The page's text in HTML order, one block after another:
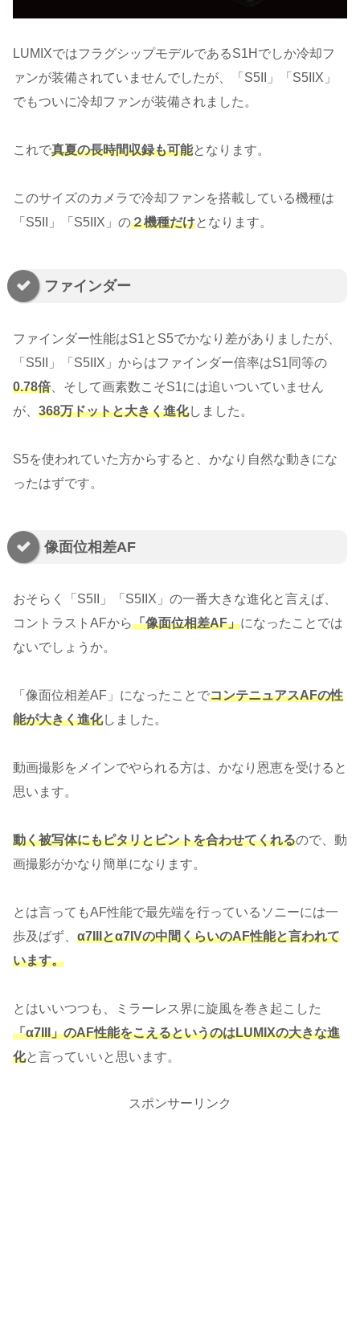
LUMIXではフラグシップモデルであるS1Hでしか冷却フ
ァンが装備されていませんでしたが、「S5II」「S5IIX」
でもついに冷却ファンが装備されました。
これで真夏の長時間収録も可能となります。
このサイズのカメラで冷却ファンを搭載している機種は
「S5II」「S5IIX」の２機種だけとなります。
ファインダー
ファインダー性能はS1とS5でかなり差がありましたが、
「S5II」「S5IIX」からはファインダー倍率はS1同等の
0.78倍 、そして画素数こそS1には追いついていません
が、 368万ドットと大きく進化しました。
S5を使われていた方からすると、かなり自然な動きにな
ったはずです。
像面位相差AF
おそらく「S5II」「S5IIX」の一番大きな進化と言えば、
コントラストAFから「像面位相差AF」になったことでは
ないでしょうか。
「像面位相差AF」になったことでコンテニュアスAFの性
能が大きく進化しました。
動画撮影をメインでやられる方は、かなり恩恵を受けると
思います。
動く被写体にもピタリとピントを合わせてくれるので、動
画撮影がかなり簡単になります。
とは言ってもAF性能で最先端を行っているソニーには一
歩及ばず、 α7IIIとα7IVの中間くらいのAF性能と言われて
います。
とはいいつつも、ミラーレス界に旋風を巻き起こした
「α7III」のAF性能をこえるというのはLUMIXの大きな進
化と言っていいと思います。
スポンサーリンク